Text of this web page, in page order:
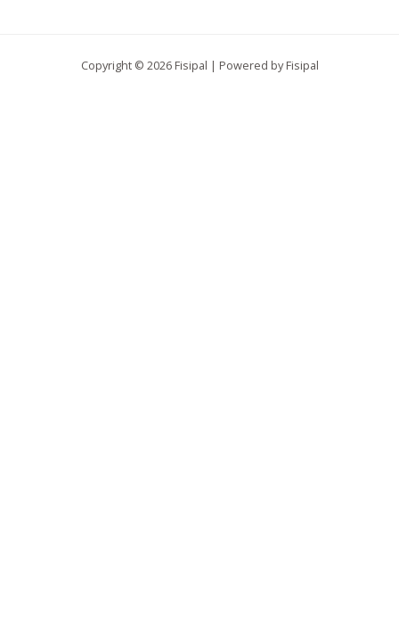
Copyright © 2026 Fisipal | Powered by Fisipal